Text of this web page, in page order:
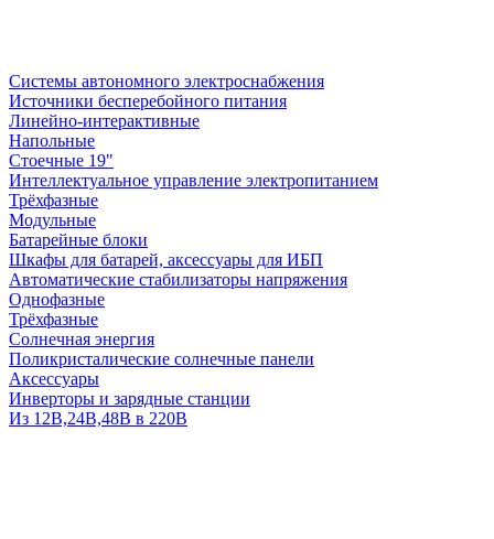
Системы автономного электроснабжения
Источники бесперебойного питания
Линейно-интерактивные
Напольные
Стоечные 19"
Интеллектуальное управление электропитанием
Трёхфазные
Модульные
Батарейные блоки
Шкафы для батарей, аксессуары для ИБП
Автоматические стабилизаторы напряжения
Однофазные
Трёхфазные
Солнечная энергия
Поликристалические солнечные панели
Аксессуары
Инверторы и зарядные станции
Из 12В,24В,48В в 220В